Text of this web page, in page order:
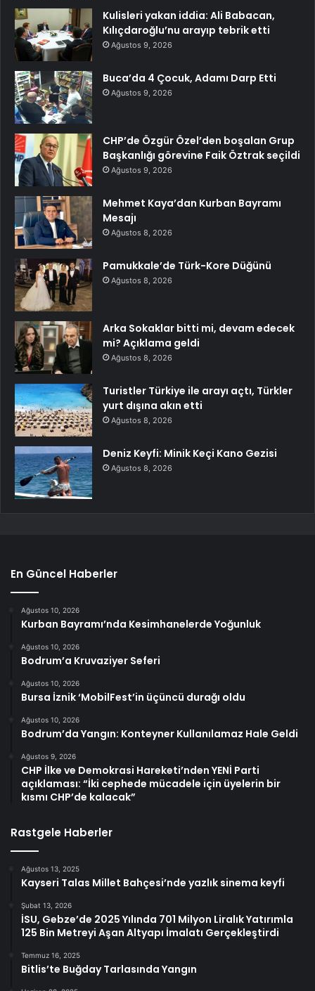
Kulisleri yakan iddia: Ali Babacan,
Kılıçdaroğlu’nu arayıp tebrik etti
Ağustos 9, 2026
Buca’da 4 Çocuk, Adamı Darp Etti
Ağustos 9, 2026
CHP’de Özgür Özel’den boşalan Grup
Başkanlığı görevine Faik Öztrak seçildi
Ağustos 9, 2026
Mehmet Kaya’dan Kurban Bayramı
Mesajı
Ağustos 8, 2026
Pamukkale’de Türk-Kore Düğünü
Ağustos 8, 2026
Arka Sokaklar bitti mi, devam edecek
mi? Açıklama geldi
Ağustos 8, 2026
Turistler Türkiye ile arayı açtı, Türkler
yurt dışına akın etti
Ağustos 8, 2026
Deniz Keyfi: Minik Keçi Kano Gezisi
Ağustos 8, 2026
En Güncel Haberler
Ağustos 10, 2026
Kurban Bayramı’nda Kesimhanelerde Yoğunluk
Ağustos 10, 2026
Bodrum’a Kruvaziyer Seferi
Ağustos 10, 2026
Bursa İznik ‘MobilFest’in üçüncü durağı oldu
Ağustos 10, 2026
Bodrum’da Yangın: Konteyner Kullanılamaz Hale Geldi
Ağustos 9, 2026
CHP İlke ve Demokrasi Hareketi’nden YENİ Parti
açıklaması: “İki cephede mücadele için üyelerin bir
kısmı CHP’de kalacak”
Rastgele Haberler
Ağustos 13, 2025
Kayseri Talas Millet Bahçesi’nde yazlık sinema keyfi
Şubat 13, 2026
İSU, Gebze’de 2025 Yılında 701 Milyon Liralık Yatırımla
125 Bin Metreyi Aşan Altyapı İmalatı Gerçekleştirdi
Temmuz 16, 2025
Bitlis’te Buğday Tarlasında Yangın